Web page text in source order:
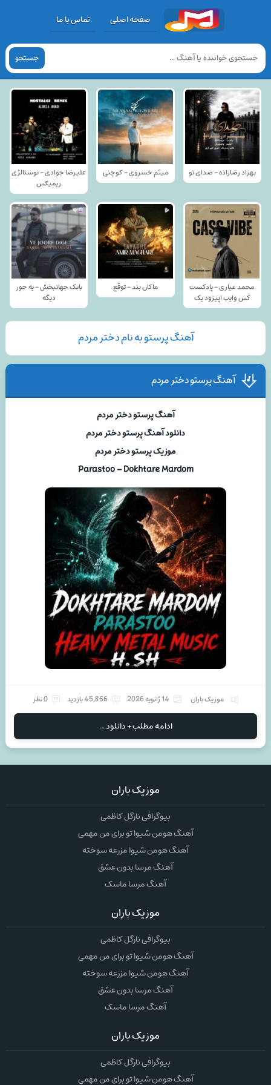
صفحه اصلی تماس با ما
جستجو
بهزاد رضازاده - صدای تو میثم خسروی - کوچنی
علیرضا جوادی - نوستالژی
ریمیکس
محمد عیاری - پادکست
کَس وایب اپیزود یک
ماکان بند - توقع
بابک جهانبخش - یه جور
دیگه
آهنگ پرستو به نام دختر مردم
آهنگ پرستو دختر مردم
آهنگ پرستو دختر مردم
دانلود آهنگ پرستو دختر مردم
موزیک پرستو دختر مردم
Parastoo – Dokhtare Mardom
موزیک باران 14 ژانویه 2026 45,866 بازدید 0 نظر
ادامه مطلب + دانلود ...
موزیک باران
بیوگرافی نارگل کاظمی
آهنگ هومن شیوا تو برای من مهمی
آهنگ هومن شیوا مزرعه سوخته
آهنگ مرسا بدون عشق
آهنگ مرسا ماسک
موزیک باران
بیوگرافی نارگل کاظمی
آهنگ هومن شیوا تو برای من مهمی
آهنگ هومن شیوا مزرعه سوخته
آهنگ مرسا بدون عشق
آهنگ مرسا ماسک
موزیک باران
بیوگرافی نارگل کاظمی
آهنگ هومن شیوا تو برای من مهمی